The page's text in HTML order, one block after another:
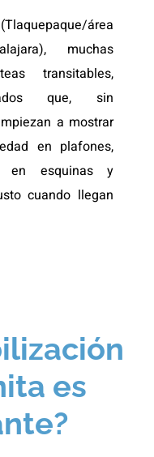
área
muchas
transitables,
que, sin
a mostrar
en plafones,
en esquinas y
cuando llegan
es